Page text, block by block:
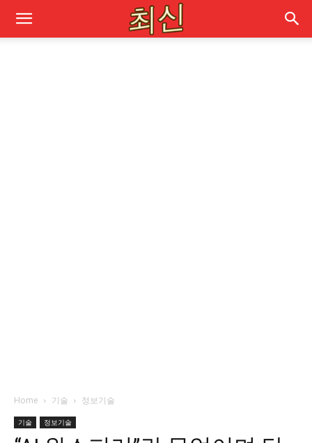
Home 기술 정보기술
기술 정보기술